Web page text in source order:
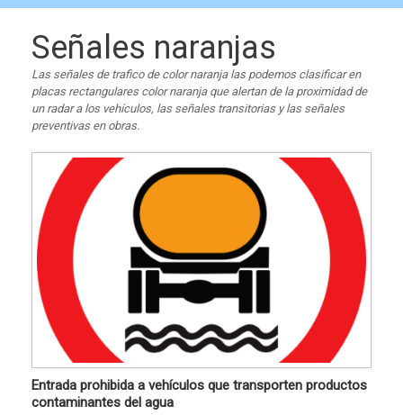
Señales naranjas
Las señales de trafico de color naranja las podemos clasificar en
placas rectangulares color naranja que alertan de la proximidad de
un radar a los vehículos, las señales transitorias y las señales
preventivas en obras.
Entrada prohibida a vehículos que transporten productos
contaminantes del agua